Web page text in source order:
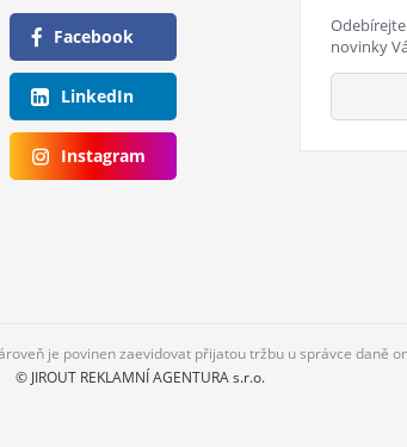
Facebook
LinkedIn
Instagram
novinky
je povinen zaevidovat přijatou tržbu u správce daně
© JIROUT REKLAMNÍ AGENTURA s.r.o.